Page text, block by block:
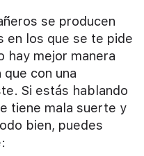
se producen
en los que se te pide
hay mejor manera
con una
Si estás hablando
tiene mala suerte y
bien, puedes